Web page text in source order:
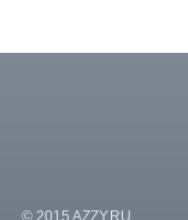
© 2015 AZZY.RU